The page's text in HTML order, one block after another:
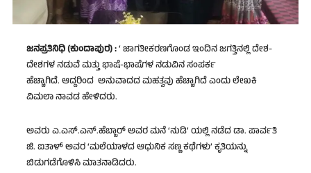
ಜನಪ್ರತಿನಿಧಿ (ಕುಂದಾಪುರ) :‘ ಜಾಗತೀಕರಣಗೊಂಡ ಇಂದಿನ ಜಗತ್ತಿನಲ್ಲಿ ದೇಶ-
ದೇಶಗಳ ನಡುವೆ ಮತ್ತು ಭಾಷೆ-ಭಾಷೆಗಳ ನಡುವಿನ ಸಂಪರ್ಕ
ಹೆಚ್ಚಾಗಿದೆ. ಆದ್ದರಿಂದ ಅನುವಾದದ ಮಹತ್ವವು ಹೆಚ್ಚಾಗಿದೆ ಎಂದು ಲೇಖಕಿ
ವಿಮಲಾ ನಾವಡ ಹೇಳಿದರು.
ಅವರು ಎ.ಎಸ್.ಎನ್.ಹೆಬ್ಬಾರ್ ಅವರ ಮನೆ ‘ನುಡಿ’ ಯಲ್ಲಿ ನಡೆದ ಡಾ. ಪಾರ್ವತಿ
ಜಿ. ಐತಾಳ್‌ ಅವರ ‘ಮಲೆಯಾಳದ ಆಧುನಿಕ ಸಣ್ಣ ಕಥೆಗಳು’ ಕೃತಿಯನ್ನು
ಬಿಡುಗಡೆಗೊಳಿಸಿ ಮಾತನಾಡಿದರು.